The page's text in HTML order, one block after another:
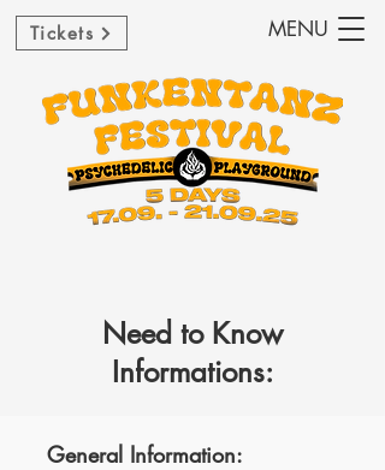
MENU
Tickets
Need to Know
Informations:
General Information: